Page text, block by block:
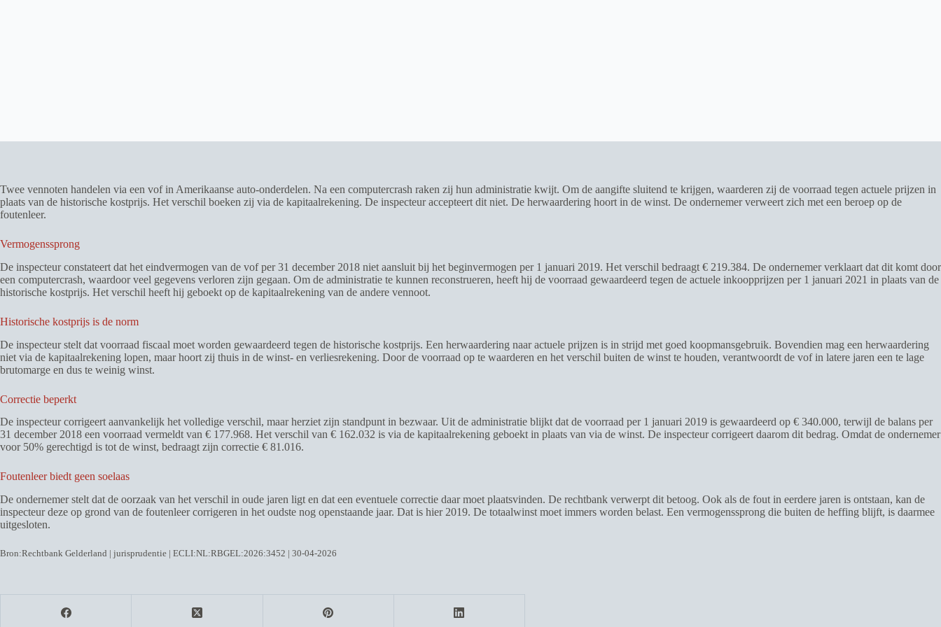
Twee vennoten handelen via een vof in Amerikaanse auto-onderdelen. Na een computercrash raken zij hun administratie kwijt. Om de aangifte sluitend te krijgen, waarderen zij de voorraad tegen actuele prijzen in
plaats van de historische kostprijs. Het verschil boeken zij via de kapitaalrekening. De inspecteur accepteert dit niet. De herwaardering hoort in de winst. De ondernemer verweert zich met een beroep op de
foutenleer.
Vermogenssprong
De inspecteur constateert dat het eindvermogen van de vof per 31 december 2018 niet aansluit bij het beginvermogen per 1 januari 2019. Het verschil bedraagt € 219.384. De ondernemer verklaart dat dit komt door
een computercrash, waardoor veel gegevens verloren zijn gegaan. Om de administratie te kunnen reconstrueren, heeft hij de voorraad gewaardeerd tegen de actuele inkoopprijzen per 1 januari 2021 in plaats van de
historische kostprijs. Het verschil heeft hij geboekt op de kapitaalrekening van de andere vennoot.
Historische kostprijs is de norm
De inspecteur stelt dat voorraad fiscaal moet worden gewaardeerd tegen de historische kostprijs. Een herwaardering naar actuele prijzen is in strijd met goed koopmansgebruik. Bovendien mag een herwaardering
niet via de kapitaalrekening lopen, maar hoort zij thuis in de winst- en verliesrekening. Door de voorraad op te waarderen en het verschil buiten de winst te houden, verantwoordt de vof in latere jaren een te lage
brutomarge en dus te weinig winst.
Correctie beperkt
De inspecteur corrigeert aanvankelijk het volledige verschil, maar herziet zijn standpunt in bezwaar. Uit de administratie blijkt dat de voorraad per 1 januari 2019 is gewaardeerd op € 340.000, terwijl de balans per
31 december 2018 een voorraad vermeldt van € 177.968. Het verschil van € 162.032 is via de kapitaalrekening geboekt in plaats van via de winst. De inspecteur corrigeert daarom dit bedrag. Omdat de ondernemer
voor 50% gerechtigd is tot de winst, bedraagt zijn correctie € 81.016.
Foutenleer biedt geen soelaas
De ondernemer stelt dat de oorzaak van het verschil in oude jaren ligt en dat een eventuele correctie daar moet plaatsvinden. De rechtbank verwerpt dit betoog. Ook als de fout in eerdere jaren is ontstaan, kan de
inspecteur deze op grond van de foutenleer corrigeren in het oudste nog openstaande jaar. Dat is hier 2019. De totaalwinst moet immers worden belast. Een vermogenssprong die buiten de heffing blijft, is daarmee
uitgesloten.
Bron:Rechtbank Gelderland | jurisprudentie | ECLI:NL:RBGEL:2026:3452 | 30-04-2026